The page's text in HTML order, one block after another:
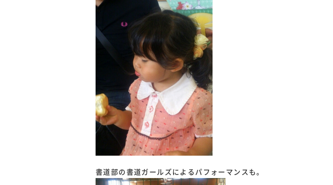
書道部の書道ガールズによるパフォーマンスも。